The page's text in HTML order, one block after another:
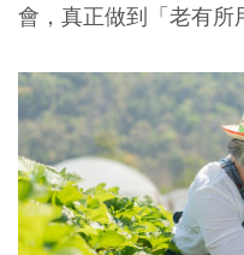
會，真正做到「老有所